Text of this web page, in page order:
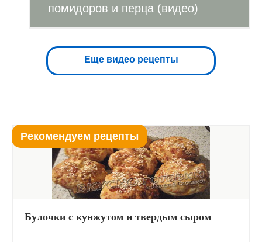
помидоров и перца (видео)
Еще видео рецепты
Рекомендуем рецепты
Булочки с кунжутом и твердым сыром